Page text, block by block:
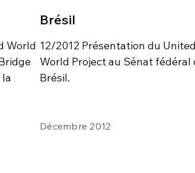
World
Brésil
12/2012 Présentation du United
World Project au Sénat fédéral
Brésil.
Décembre 2012